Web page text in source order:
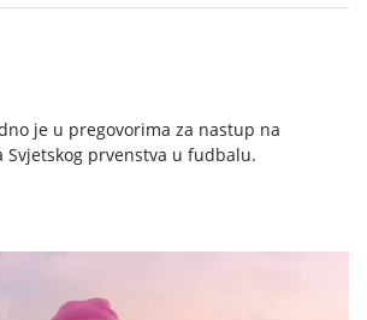
je u pregovorima za nastup na
prvenstva u fudbalu.